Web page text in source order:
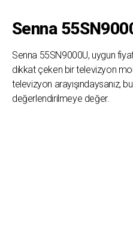
Senna
Senna 55SN9000U, uygun
dikkat çeken bir televizyon
televizyon arayışındaysanız,
değerlendirilmeye değer.